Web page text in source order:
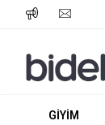
GİYİM